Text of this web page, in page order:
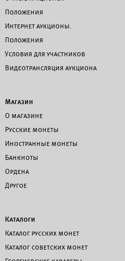
Положения
Интернет аукционы.
Положения
Условия для участников
Видеотрансляция аукциона
Магазин
О магазине
Русские монеты
Иностранные монеты
Банкноты
Ордена
Другое
Каталоги
Каталог русских монет
Каталог советских монет